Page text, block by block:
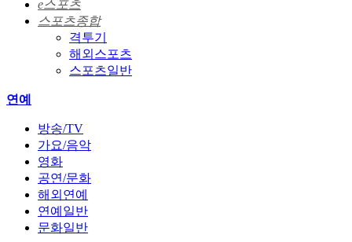
e스포츠
스포츠종합
격투기
해외스포츠
스포츠일반
연예
방송/TV
가요/음악
영화
공연/문화
해외연예
연예일반
문화일반